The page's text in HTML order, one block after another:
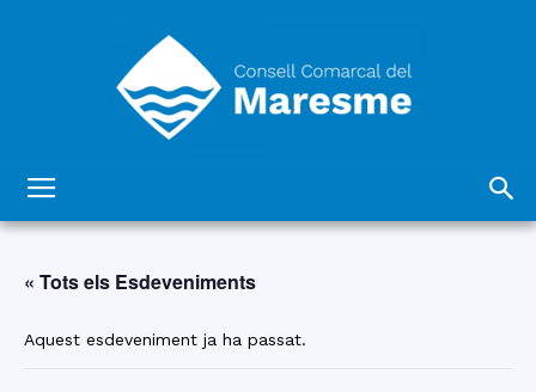
« Tots els Esdeveniments
Aquest esdeveniment ja ha passat.